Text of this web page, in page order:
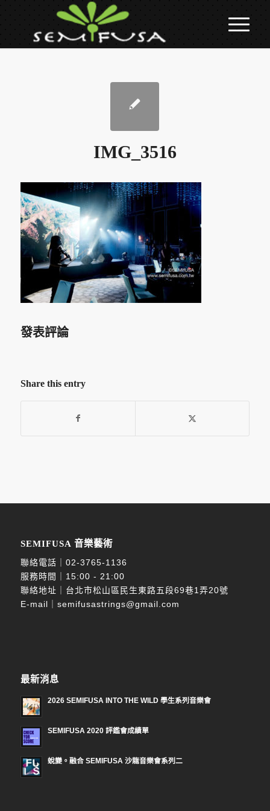
IMG_3516
發表評論
Share this entry
SEMIFUSA 音樂藝術
聯絡電話｜ 02-3765-1136
服務時間｜15:00 - 21:00
聯絡地址｜台北市松山區民生東路五段69巷1弄20號
E-mail｜ semifusastrings@gmail.com
最新消息
2026 SEMIFUSA INTO THE WILD 學生系列音樂會
SEMIFUSA 2020 評鑑會成績單
蛻變。融合 SEMIFUSA 沙龍音樂會系列二